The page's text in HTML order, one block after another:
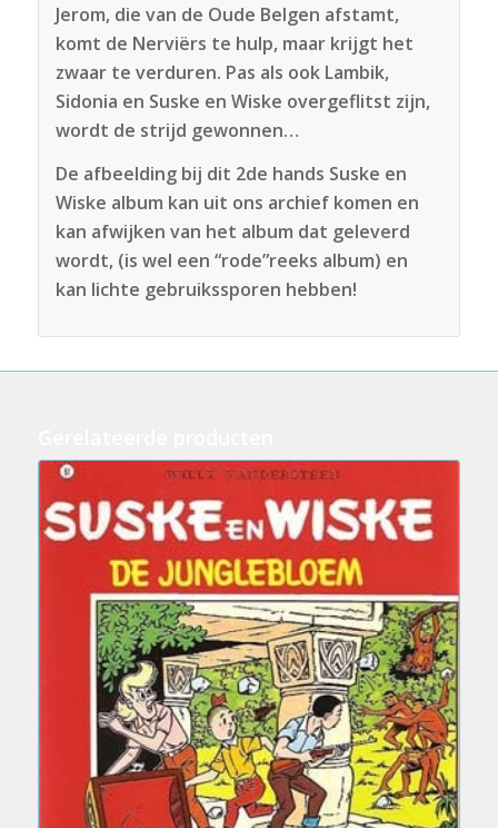
Jerom, die van de Oude Belgen afstamt,
komt de Nerviërs te hulp, maar krijgt het
zwaar te verduren. Pas als ook Lambik,
Sidonia en Suske en Wiske overgeflitst zijn,
wordt de strijd gewonnen…
De afbeelding bij dit 2de hands Suske en
Wiske album kan uit ons archief komen en
kan afwijken van het album dat geleverd
wordt, (is wel een “rode”reeks album) en
kan lichte gebruikssporen hebben!